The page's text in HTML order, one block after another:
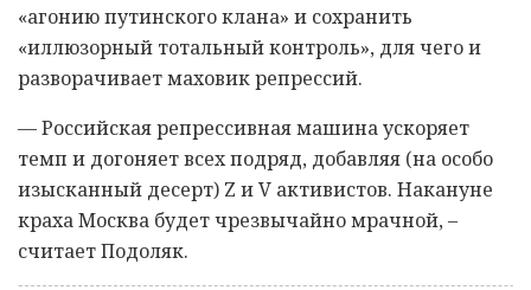
«агонию путинского клана» и сохранить
«иллюзорный тотальный контроль», для чего и
разворачивает маховик репрессий.
— Российская репрессивная машина ускоряет
темп и догоняет всех подряд, добавляя (на особо
изысканный десерт) Z и V активистов. Накануне
краха Москва будет чрезвычайно мрачной, –
считает Подоляк.